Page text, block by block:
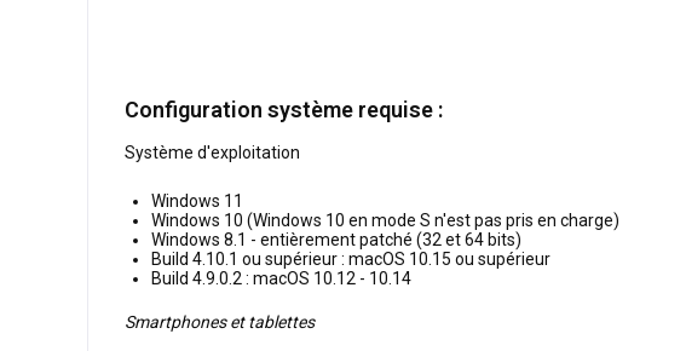
Configuration système requise :
Système d'exploitation
Windows 11
Windows 10 (Windows 10 en mode S n'est pas pris en charge)
Windows 8.1 - entièrement patché (32 et 64 bits)
Build 4.10.1 ou supérieur : macOS 10.15 ou supérieur
Build 4.9.0.2 : macOS 10.12 - 10.14
Smartphones et tablettes